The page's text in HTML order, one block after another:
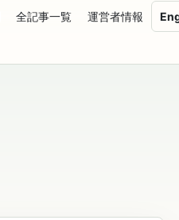
全記事一覧 運営者情報